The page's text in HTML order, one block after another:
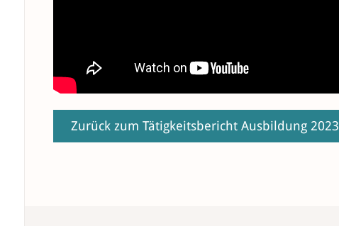
Zurück zum Tätigkeitsbericht Ausbildung 2023